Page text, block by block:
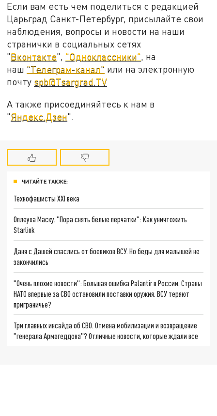
Если вам есть чем поделиться с редакцией
Царьград Санкт-Петербург, присылайте свои
наблюдения, вопросы и новости на наши
странички в социальных сетях
"Вконтакте", "Одноклассники", на
наш "Телеграм-канал" или на электронную
почту spb@Tsargrad.TV
А также присоединяйтесь к нам в
"Яндекс.Дзен".
ЧИТАЙТЕ ТАКЖЕ:
Технофашисты XXI века
Оплеуха Маску. "Пора снять белые перчатки": Как уничтожить
Starlink
Даня с Дашей спаслись от боевиков ВСУ. Но беды для малышей не
закончились
"Очень плохие новости": Большая ошибка Palantir в России. Страны
НАТО впервые за СВО остановили поставки оружия. ВСУ теряют
приграничье?
Три главных инсайда об СВО. Отмена мобилизации и возвращение
"генерала Армагеддона"? Отличные новости, которые ждали все